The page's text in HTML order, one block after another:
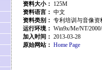
资料大小： 125M
资料语言： 中文
资料类别： 专利培训与音像资
运行环境： Win9x/Me/NT/
加入时间： 2013-03-28
原始网站： Home Page